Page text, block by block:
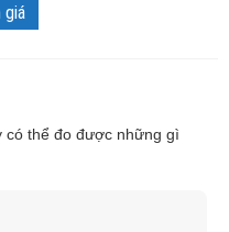
giá
có thể đo được những gì